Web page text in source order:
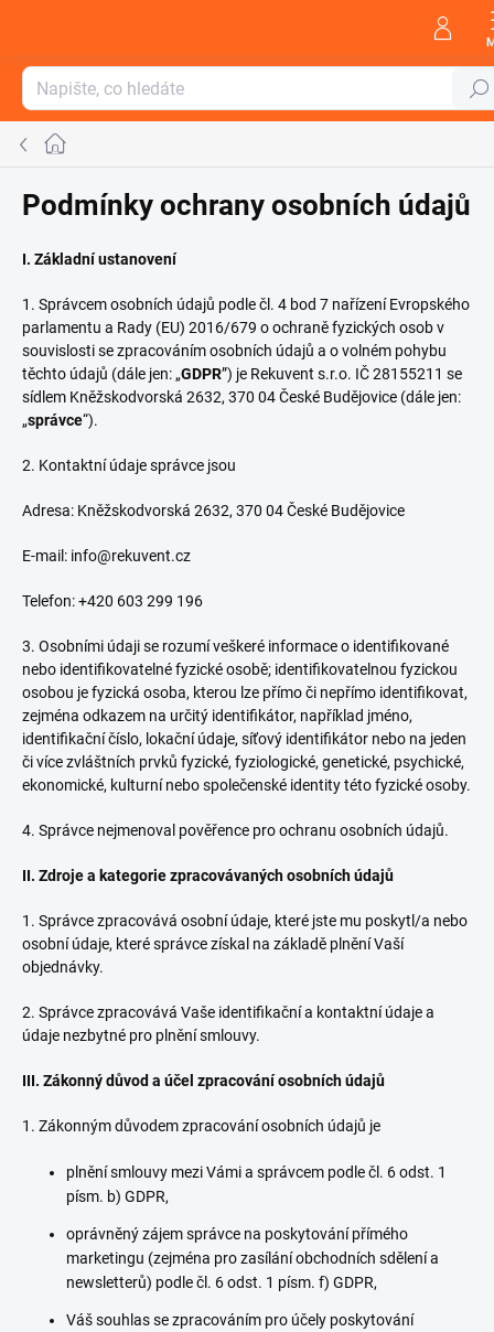
Domů
Podmínky ochrany osobních údajů
I. Základní ustanovení
1. Správcem osobních údajů podle čl. 4 bod 7 nařízení Evropského
parlamentu a Rady (EU) 2016/679 o ochraně fyzických osob v
souvislosti se zpracováním osobních údajů a o volném pohybu
těchto údajů (dále jen: „GDPR”) je Rekuvent s.r.o. IČ 28155211 se
sídlem Kněžskodvorská 2632, 370 04 České Budějovice (dále jen:
„správce“).
2. Kontaktní údaje správce jsou
Adresa: Kněžskodvorská 2632, 370 04 České Budějovice
E-mail: info@rekuvent.cz
Telefon: +420 603 299 196
3. Osobními údaji se rozumí veškeré informace o identifikované
nebo identifikovatelné fyzické osobě; identifikovatelnou fyzickou
osobou je fyzická osoba, kterou lze přímo či nepřímo identifikovat,
zejména odkazem na určitý identifikátor, například jméno,
identifikační číslo, lokační údaje, síťový identifikátor nebo na jeden
či více zvláštních prvků fyzické, fyziologické, genetické, psychické,
ekonomické, kulturní nebo společenské identity této fyzické osoby.
4. Správce nejmenoval pověřence pro ochranu osobních údajů.
II. Zdroje a kategorie zpracovávaných osobních údajů
1. Správce zpracovává osobní údaje, které jste mu poskytl/a nebo
osobní údaje, které správce získal na základě plnění Vaší
objednávky.
2. Správce zpracovává Vaše identifikační a kontaktní údaje a
údaje nezbytné pro plnění smlouvy.
III. Zákonný důvod a účel zpracování osobních údajů
1. Zákonným důvodem zpracování osobních údajů je
plnění smlouvy mezi Vámi a správcem podle čl. 6 odst. 1
písm. b) GDPR,
oprávněný zájem správce na poskytování přímého
marketingu (zejména pro zasílání obchodních sdělení a
newsletterů) podle čl. 6 odst. 1 písm. f) GDPR,
Váš souhlas se zpracováním pro účely poskytování